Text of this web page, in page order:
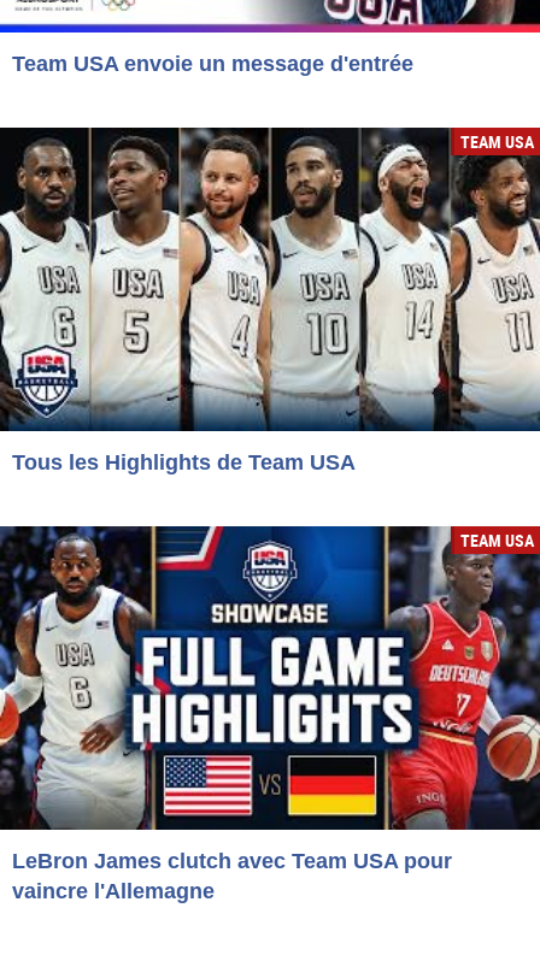
Team USA envoie un message d'entrée
TEAM USA
Tous les Highlights de Team USA
TEAM USA
LeBron James clutch avec Team USA pour
vaincre l'Allemagne